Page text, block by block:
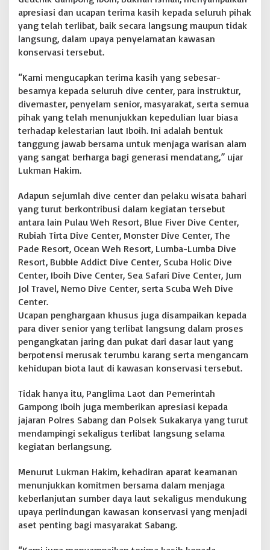
s
L
a
u
B
a
t
e
e
M
e
u
r
-
o
n
|
|
B
N
G
A
R
'
P
e
a
r
a
.
c
o
m
apresiasi dan ucapan terima kasih kepada seluruh pihak
yang telah terlibat, baik secara langsung maupun tidak
langsung, dalam upaya penyelamatan kawasan
konservasi tersebut.
“Kami mengucapkan terima kasih yang sebesar-
besarnya kepada seluruh dive center, para instruktur,
divemaster, penyelam senior, masyarakat, serta semua
pihak yang telah menunjukkan kepedulian luar biasa
terhadap kelestarian laut Iboih. Ini adalah bentuk
tanggung jawab bersama untuk menjaga warisan alam
yang sangat berharga bagi generasi mendatang,” ujar
Lukman Hakim.
Adapun sejumlah dive center dan pelaku wisata bahari
yang turut berkontribusi dalam kegiatan tersebut
antara lain Pulau Weh Resort, Blue Fiver Dive Center,
Rubiah Tirta Dive Center, Monster Dive Center, The
Pade Resort, Ocean Weh Resort, Lumba-Lumba Dive
Resort, Bubble Addict Dive Center, Scuba Holic Dive
Center, Iboih Dive Center, Sea Safari Dive Center, Jum
Jol Travel, Nemo Dive Center, serta Scuba Weh Dive
Center.
Ucapan penghargaan khusus juga disampaikan kepada
para diver senior yang terlibat langsung dalam proses
pengangkatan jaring dan pukat dari dasar laut yang
berpotensi merusak terumbu karang serta mengancam
kehidupan biota laut di kawasan konservasi tersebut.
Tidak hanya itu, Panglima Laot dan Pemerintah
Gampong Iboih juga memberikan apresiasi kepada
jajaran Polres Sabang dan Polsek Sukakarya yang turut
mendampingi sekaligus terlibat langsung selama
kegiatan berlangsung.
Menurut Lukman Hakim, kehadiran aparat keamanan
menunjukkan komitmen bersama dalam menjaga
keberlanjutan sumber daya laut sekaligus mendukung
upaya perlindungan kawasan konservasi yang menjadi
aset penting bagi masyarakat Sabang.